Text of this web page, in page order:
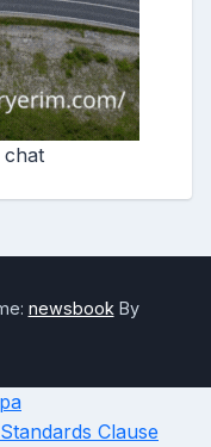
chat
newsbook By
Clause